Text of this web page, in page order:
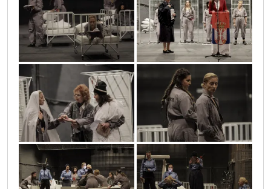
san_letnje_4 san_letnje_18
san_letnje_20 san_letnje_21
san_letnje_1 san_letnje_23